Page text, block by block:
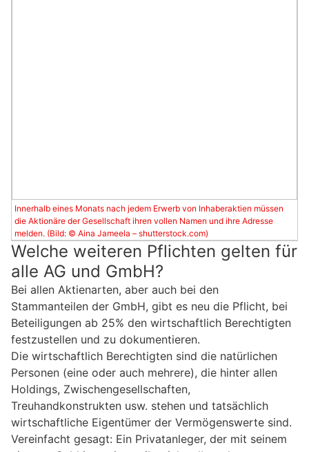
Innerhalb eines Monats nach jedem Erwerb von Inhaberaktien müssen
die Aktionäre der Gesellschaft ihren vollen Namen und ihre Adresse
melden. (Bild: © Aina Jameela – shutterstock.com)
Welche weiteren Pflichten gelten für
alle AG und GmbH?
Bei allen Aktienarten, aber auch bei den
Stammanteilen der GmbH, gibt es neu die Pflicht, bei
Beteiligungen ab 25% den wirtschaftlich Berechtigten
festzustellen und zu dokumentieren.
Die wirtschaftlich Berechtigten sind die natürlichen
Personen (eine oder auch mehrere), die hinter allen
Holdings, Zwischengesellschaften,
Treuhandkonstrukten usw. stehen und tatsächlich
wirtschaftliche Eigentümer der Vermögenswerte sind.
Vereinfacht gesagt: Ein Privatanleger, der mit seinem